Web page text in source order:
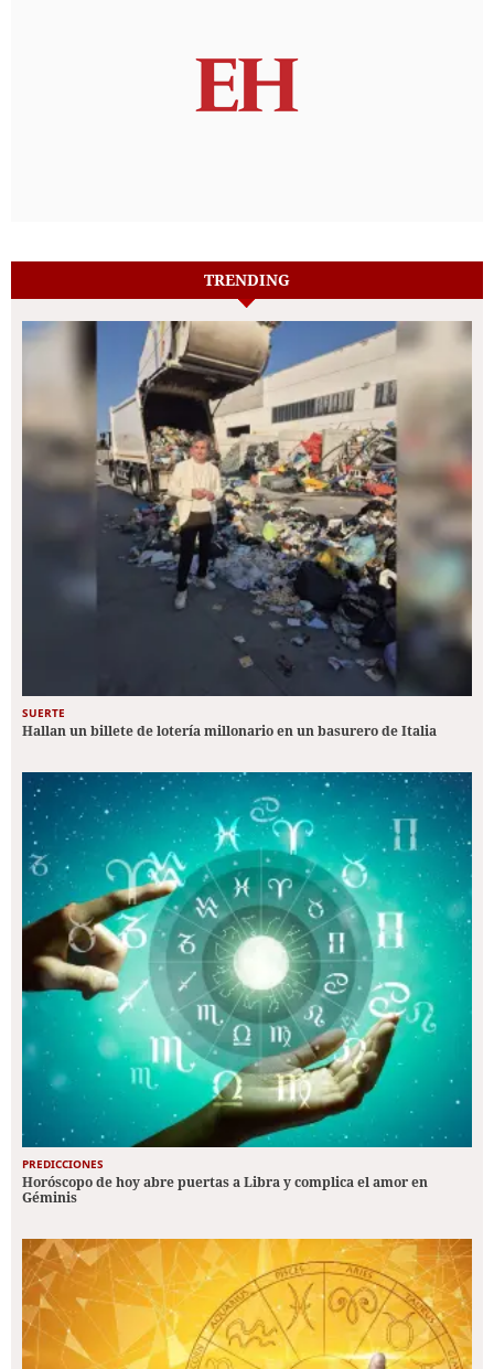
TRENDING
SUERTE
Hallan un billete de lotería millonario en un basurero de Italia
PREDICCIONES
Horóscopo de hoy abre puertas a Libra y complica el amor en
Géminis